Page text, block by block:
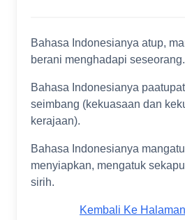
Bahasa Indonesianya atup,
berani menghadapi seseorang.
Bahasa Indonesianya
seimbang (kekuasaan dan
kerajaan).
Bahasa Indonesianya
menyiapkan, mengatuk
sirih.
Kembali Ke